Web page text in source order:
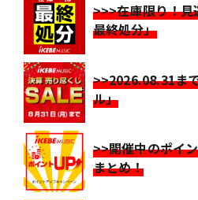
>>>在庫限り！
最終処分」
>>2026.08.31ま
ル」
>>開催中のポイ
まとめ！